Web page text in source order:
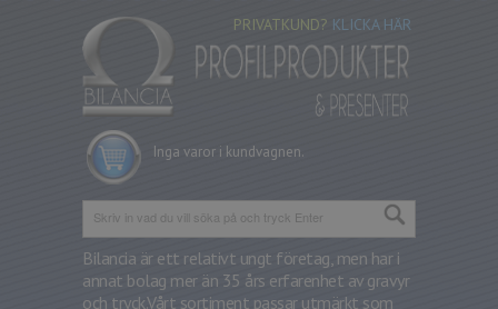
Inga varor i kundvagnen.
PRIVATKUND? KLICKA HÄR
Bilancia är ett relativt ungt företag, men har i
annat bolag mer än 35 års erfarenhet av gravyr
och tryck.Vårt sortiment passar utmärkt som